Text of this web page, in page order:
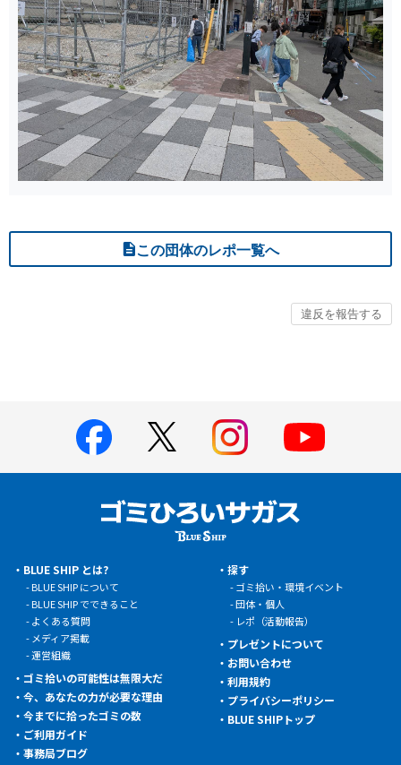
この団体のレポ一覧へ
BLUE SHIP とは?
BLUE SHIP について
BLUE SHIP でできること
よくある質問
メディア掲載
運営組織
ゴミ拾いの可能性は無限大だ
今、あなたの力が必要な理由
今までに拾ったゴミの数
ご利用ガイド
事務局ブログ
探す
ゴミ拾い・環境イベント
団体・個人
レポ（活動報告）
プレゼントについて
お問い合わせ
利用規約
プライバシーポリシー
BLUE SHIPトップ